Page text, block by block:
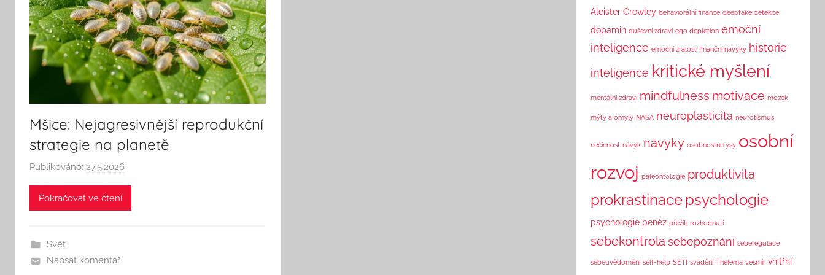
Mšice: Nejagresivnější reprodukční
strategie na planetě
Publikováno: 27.5.2026
u
Pokračovat ve čtení
Svět
Napsat komentář
Aleister Crowley behaviorální finance deepfake detekce
dopamin duševní zdraví ego depletion emoční
inteligence emoční zralost finanční návyky historie
inteligence kritické myšlení
mentální zdraví mindfulness motivace mozek
mýty a omyly NASA neuroplasticita neurotismus
nečinnost návyk návyky osobnostní rysy osobní
rozvoj paleontologie produktivita
prokrastinacepsychologie
psychologie peněz přežití rozhodnutí
sebekontrola sebepoznání seberegulace
sebeuvědomění self-help SETI svádění Thelema vesmír vnitřní